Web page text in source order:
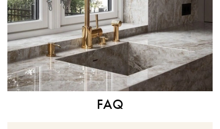
FAQ